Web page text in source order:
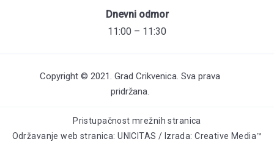
Dnevni odmor
11:00 – 11:30
Copyright © 2021. Grad Crikvenica. Sva prava
pridržana.
Pristupačnost mrežnih stranica
Održavanje web stranica: UNICITAS / Izrada: Creative Media™